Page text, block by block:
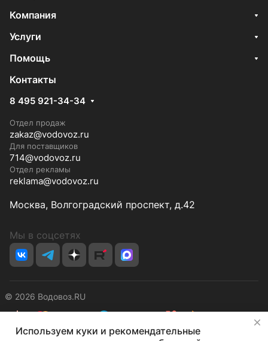
Компания
Услуги
Помощь
Контакты
8 495 921-34-34
Отдел продаж
zakaz@vodovoz.ru
Для поставщиков
714@vodovoz.ru
Отдел рекламы
reklama@vodovoz.ru
Москва, Волгоградский проспект, д.42
Мы в соцсетях
© 2026 Водовоз.RU
КонфиденциальностьОферта
Используем куки и рекомендательные